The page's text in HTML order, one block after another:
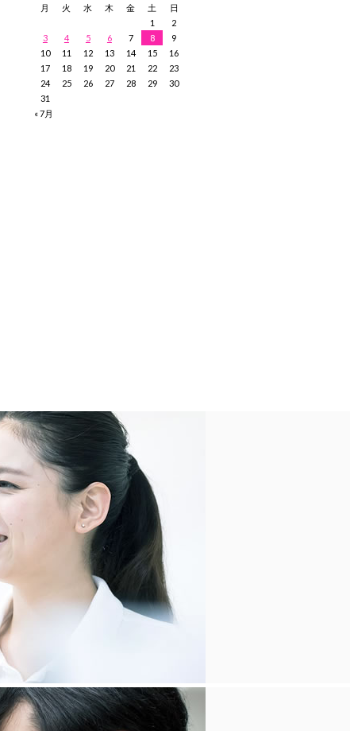
月 火 水 木 金 土
日
1
2
3
4 5 6 7 8
9
10
11 12 13 14 15
16
17
18 19 20 21 22
23
24
25 26 27 28 29
30
31
« 7月